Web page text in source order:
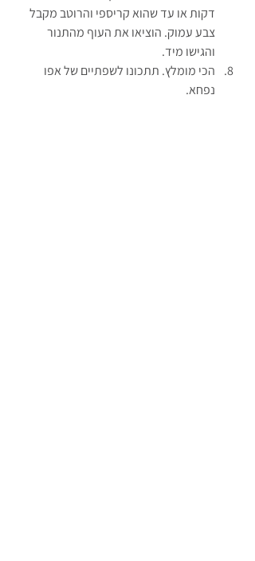
דקות או עד שהוא קריספי והרוטב מקבל
צבע עמוק. הוציאו את העוף מהתנור
והגישו מיד.
הכי מומלץ. תתכונו לשפתיים של אפו
נפחא.